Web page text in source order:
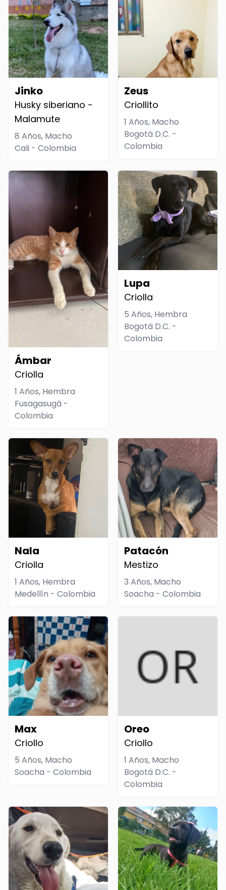
Jinko
Husky siberiano -
Malamute
8 Años, Macho
Cali - Colombia
Zeus
Criollito
1 Años, Macho
Bogotá D.C. -
Colombia
Ámbar
Criolla
1 Años, Hembra
Fusagasugá -
Colombia
Lupa
Criolla
5 Años, Hembra
Bogotá D.C. -
Colombia
Nala
Criolla
1 Años, Hembra
Medellín - Colombia
Patacón
Mestizo
3 Años, Macho
Soacha - Colombia
Max
Criollo
5 Años, Macho
Soacha - Colombia
Oreo
Criollo
1 Años, Macho
Bogotá D.C. -
Colombia